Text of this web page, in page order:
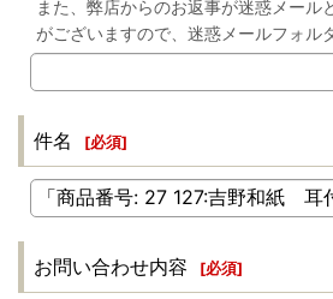
また、弊店からのお返事が迷惑メール
がございますので、迷惑メールフォル
件名 [必須]
お問い合わせ内容 [必須]